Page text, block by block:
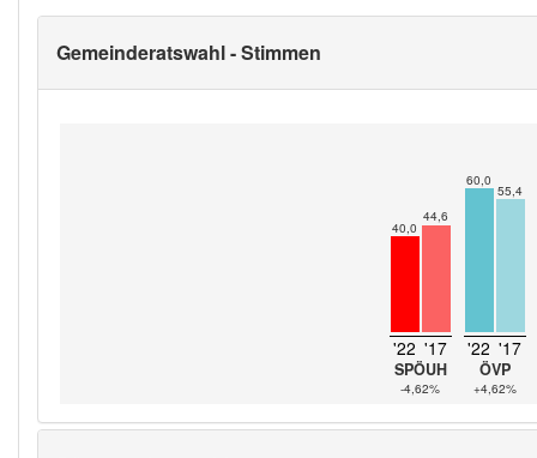
Gemeinderatswahl - Stimmen
40,0
44,6
'22 '17
SPÖUH
-4,62%
60,0
55,4
'22 '17
ÖVP
+4,62%